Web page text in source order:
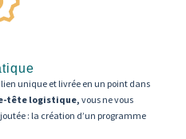
unique et livrée en un point dans
tête logistique, vous ne vous
: la création d’un programme